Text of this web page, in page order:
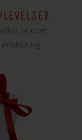
er den
sig